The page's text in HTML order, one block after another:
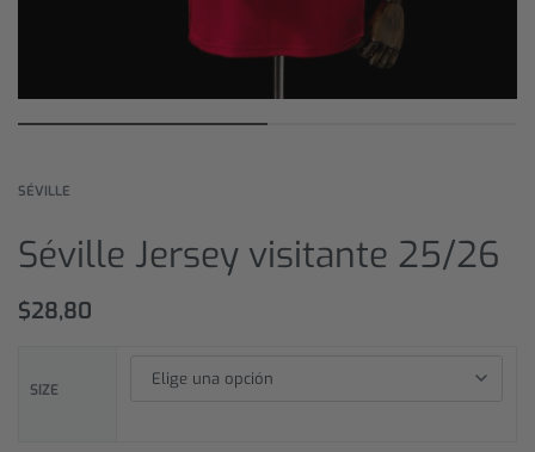
SÉVILLE
Séville Jersey visitante 25/26
$28,80
SIZE